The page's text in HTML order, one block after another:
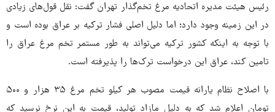
رئیس هیئت مدیره اتحادیه مرغ تخم‌گذار تهران گفت: نقل قول‌های زیادی
در این زمینه وجود دارد؛ اما دلیل اصلی فشار ترکیه بر عراق بوده است و
با توجه به اینکه کشور ترکیه می‌تواند به طور مستمر تخم مرغ عراق را
تامین کند، عراق این درخواست ترک‌ها را پذیرفته است.
با اصلاح نظام یارانه قیمت مصوب هر کیلو تخم مرغ ۳۵ هزار و ۵۰۰
تومان اعلام شد که به دلیل مازاد تولید، قیمت به این نرخ نرسید که